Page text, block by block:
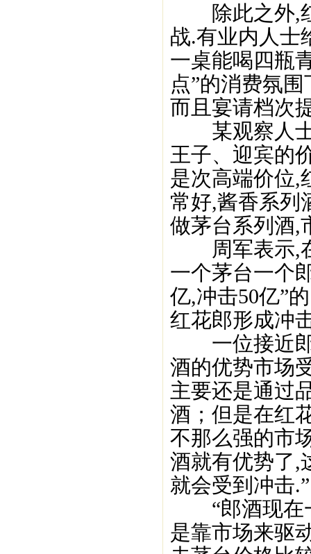
除此之外,红
战.有业内人士
一桌能喝四瓶
点”的消费氛
而且宴请档次
某观察人士
王子、迎宾的
是次高端价位,
常好,酱香系列
做茅台系列酒,
周军表示,在
一个茅台一个
亿,冲击50亿”
红花郎形成冲
一位接近郎
酒的优势市场
主要还是通过
酒；但是在红
不那么强的市
酒就有优势了,
就会受到冲击.”
“郎酒现在
是靠市场来驱